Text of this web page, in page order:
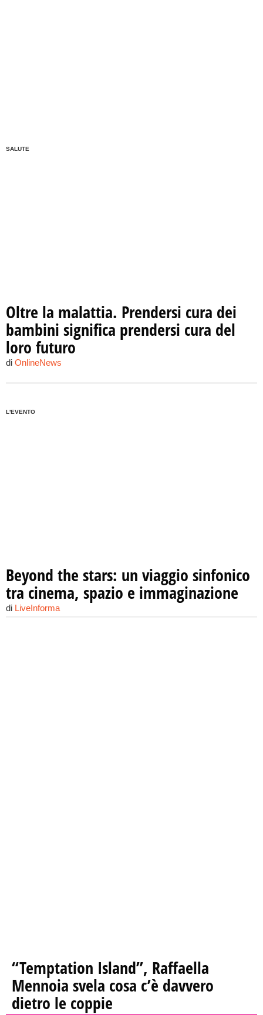
SALUTE
Oltre la malattia. Prendersi cura dei
bambini significa prendersi cura del
loro futuro
di OnlineNews
L'EVENTO
Beyond the stars: un viaggio sinfonico
tra cinema, spazio e immaginazione
di LiveInforma
“Temptation Island”, Raffaella
Mennoia svela cosa c’è davvero
dietro le coppie